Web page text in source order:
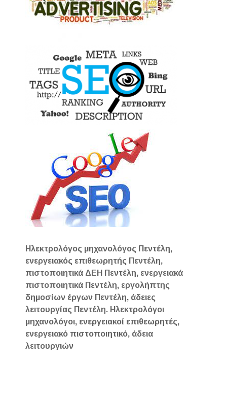
Ηλεκτρολόγος μηχανολόγος Πεντέλη,
ενεργειακός επιθεωρητής Πεντέλη,
πιστοποιητικά ΔΕΗ Πεντέλη, ενεργειακά
πιστοποιητικά Πεντέλη, εργολήπτης
δημοσίων έργων Πεντέλη, άδειες
λειτουργίας Πεντέλη. Ηλεκτρολόγοι
μηχανολόγοι, ενεργειακοί επιθεωρητές,
ενεργειακό πιστοποιητικό, άδεια
λειτουργιών